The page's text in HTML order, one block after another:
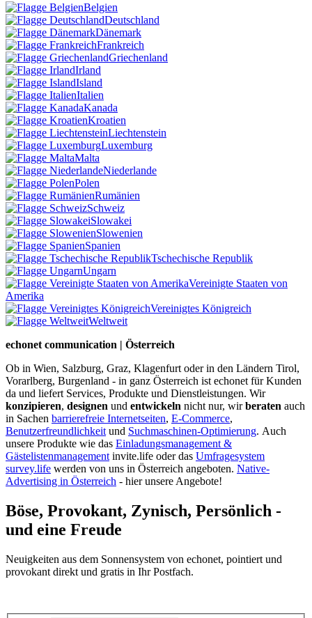
Belgien
Deutschland
Dänemark
Frankreich
Griechenland
Irland
Island
Italien
Kanada
Kroatien
Liechtenstein
Luxemburg
Malta
Niederlande
Polen
Rumänien
Schweiz
Slowakei
Slowenien
Spanien
Tschechische Republik
Ungarn
Vereinigte Staaten von
Amerika
Vereinigtes Königreich
Weltweit
echonet communication | Österreich
Ob in Wien, Salzburg, Graz, Klagenfurt oder in den Ländern Tirol,
Vorarlberg, Burgenland - in ganz Österreich ist echonet für Kunden
da und liefert Services, Produkte und Dienstleistungen. Wir
konzipieren, designen und entwickeln nicht nur, wirberaten auch
in Sachen barrierefreie Internetseiten, E-Commerce,
Benutzerfreundlichkeit und Suchmaschinen-Optimierung. Auch
unsere Produkte wie das Einladungsmanagement &
Gästelistenmanagement invite.life oder das Umfragesystem
survey.life werden von uns in Österreich angeboten. Native-
Advertising in Österreich - hier unsere Angebote!
Böse, Provokant, Zynisch, Persönlich -
und eine Freude
Neuigkeiten aus dem Sonnensystem von echonet, pointiert und
provokant direkt und gratis in Ihr Postfach.